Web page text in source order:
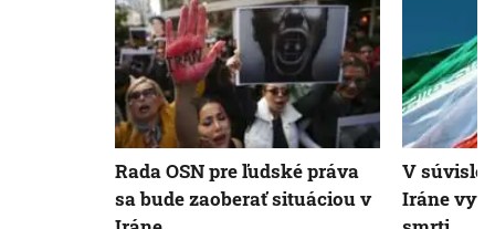
Rada OSN pre ľudské práva
sa bude zaoberať situáciou v
V
Iráne